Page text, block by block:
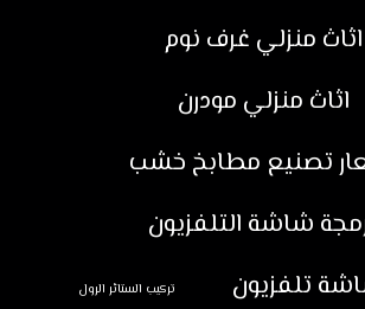
اثاث منزلي غرف نوم
اثاث منزلي مودرن
تصنيع مطابخ خشب
شاشة التلفزيون
تلفزيون
تركيب الستائر الرول